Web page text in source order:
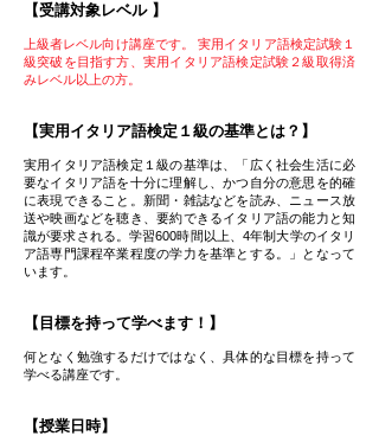
【受講対象レベル 】
上級者レベル向け講座です。 実用イタリア語検定試験１
級突破を目指す方、実用イタリア語検定試験２級取得済
みレベル以上の方。
【実用イタリア語検定１級の基準とは？】
実用イタリア語検定１級の基準は、「広く社会生活に必
要なイタリア語を十分に理解し、かつ自分の意思を的確
に表現できること。新聞・雑誌などを読み、ニュース放
送や映画などを聴き、要約できるイタリア語の能力と知
識が要求される。学習600時間以上、4年制大学のイタリ
ア語専門課程卒業程度の学力を基準とする。」となって
います。
【目標を持って学べます！】
何となく勉強するだけではなく、具体的な目標を持って
学べる講座です。
【授業日時】